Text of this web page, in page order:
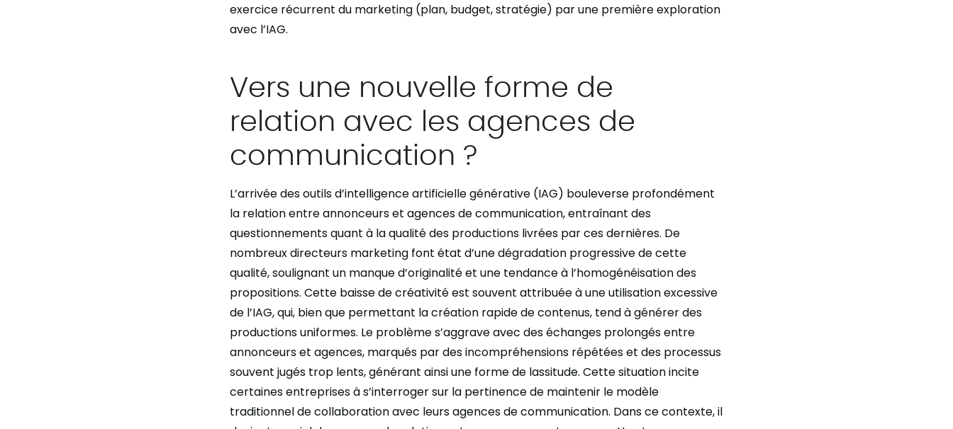
exercice récurrent du marketing (plan, budget, stratégie) par une première exploration
avec l’IAG.
Vers une nouvelle forme de
relation avec les agences de
communication ?
L’arrivée des outils d’intelligence artificielle générative (IAG) bouleverse profondément
la relation entre annonceurs et agences de communication, entraînant des
questionnements quant à la qualité des productions livrées par ces dernières. De
nombreux directeurs marketing font état d’une dégradation progressive de cette
qualité, soulignant un manque d’originalité et une tendance à l’homogénéisation des
propositions. Cette baisse de créativité est souvent attribuée à une utilisation excessive
de l’IAG, qui, bien que permettant la création rapide de contenus, tend à générer des
productions uniformes. Le problème s’aggrave avec des échanges prolongés entre
annonceurs et agences, marqués par des incompréhensions répétées et des processus
souvent jugés trop lents, générant ainsi une forme de lassitude. Cette situation incite
certaines entreprises à s’interroger sur la pertinence de maintenir le modèle
traditionnel de collaboration avec leurs agences de communication. Dans ce contexte, il